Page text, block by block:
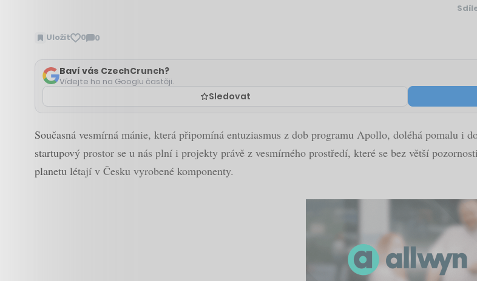
Uložit 0 0
Zobrazit
Baví vás CzechCrunch?
Vídejte ho na Googlu častěji.
Sledovat
Současná vesmírná mánie, která připomíná entuziasmus z dob programu Apollo, doléhá pomalu i
startupový prostor se u nás plní i projekty právě z vesmírného prostředí, které se bez větší
planetu létají v Česku vyrobené komponenty.